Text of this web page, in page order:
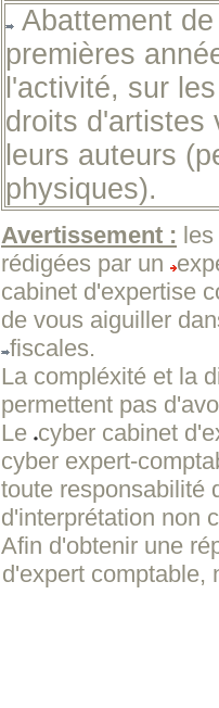
Abattement
premières
l'activité, sur
droits d'artistes
leurs auteurs
physiques).
Avertissement :
rédigées par un
cabinet d'expertise
de vous aiguiller
fiscales.
La compléxité et la
permettent pas
Le cyber cabinet
cyber expert-
toute responsabilité
d'interprétation non
Afin d'obtenir une
d'expert comptable,